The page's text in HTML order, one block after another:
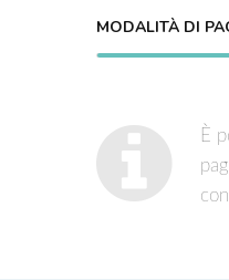
MODALITÀ DI
È